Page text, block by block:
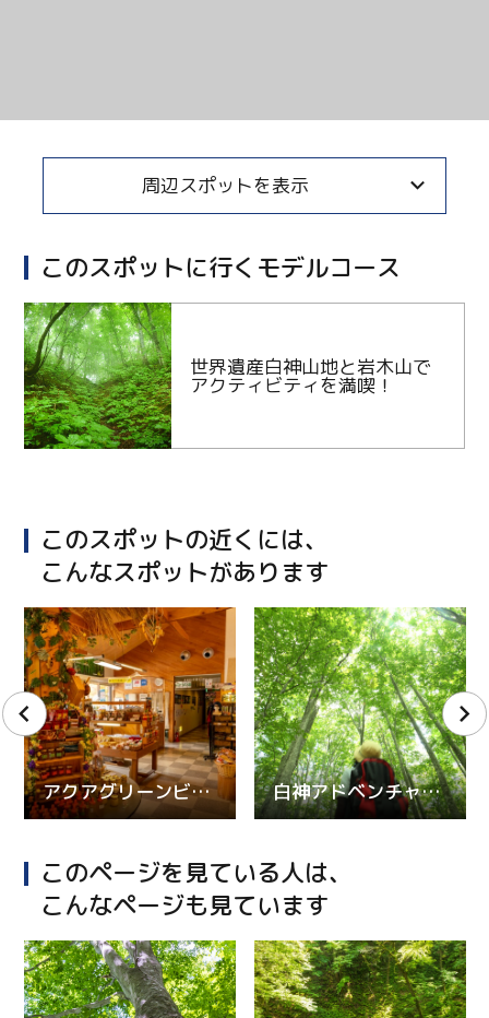
周辺スポットを表示
このスポットに行くモデルコース
世界遺産白神山地と岩木山で
アクティビティを満喫！
このスポットの近くには、
こんなスポットがあります
アクアグリーンビレッジANMON 白神アドベンチャーツアー【トレッキング＋サイクリング＋カヤッキング】
このページを見ている人は、
こんなページも見ています